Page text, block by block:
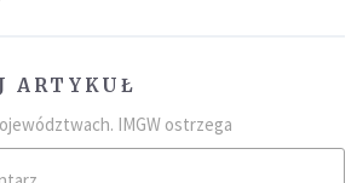
ARTYKUŁ
IMGW ostrzega